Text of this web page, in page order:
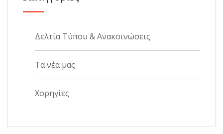
Δελτία Τύπου & Ανακοινώσεις
Τα νέα μας
Χορηγίες